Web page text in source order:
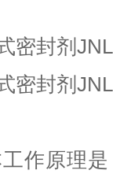
密封剂
密封剂
作原理